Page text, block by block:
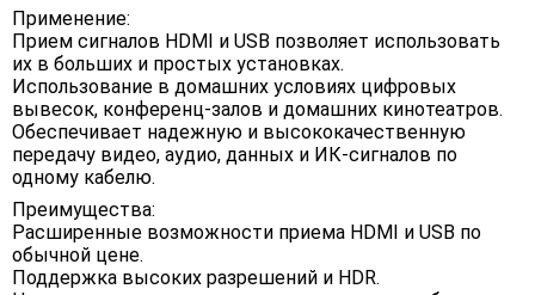
Применение:
Прием сигналов HDMI и USB позволяет использовать
их в больших и простых установках.
Использование в домашних условиях цифровых
вывесок, конференц-залов и домашних кинотеатров.
Обеспечивает надежную и высококачественную
передачу видео, аудио, данных и ИК-сигналов по
одному кабелю.
Преимущества:
Расширенные возможности приема HDMI и USB по
обычной цене.
Поддержка высоких разрешений и HDR.